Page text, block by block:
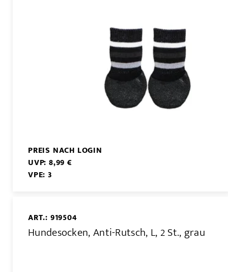
PREIS NACH LOGIN
UVP: 8,99 €
VPE: 3
ART.: 919504
Hundesocken, Anti-Rutsch, L, 2 St., grau